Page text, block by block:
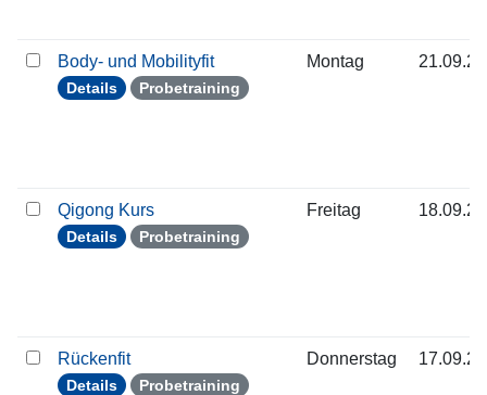
Body- und Mobilityfit
Details Probetraining
Montag
Qigong Kurs
Details Probetraining
Freitag
Rückenfit
Details Probetraining
Donnerstag